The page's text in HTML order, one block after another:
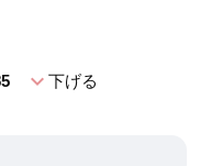
expand_more下げる